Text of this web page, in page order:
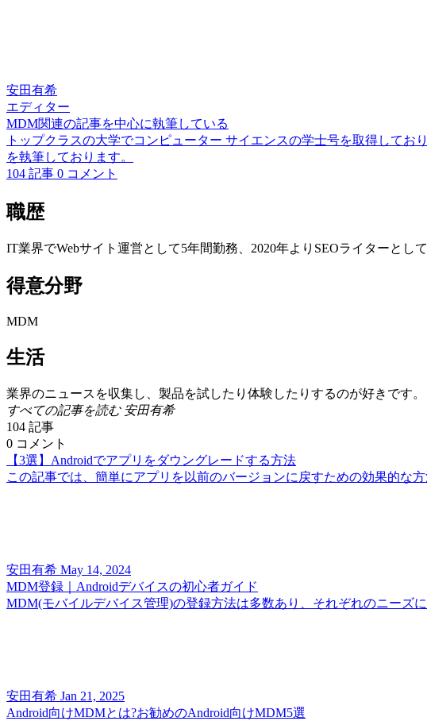
安田有希
エディター
MDM関連の記事を中心に執筆している
トップクラスの大学でコンピューター サイエンスの学士号を取得して
を執筆しております。
104 記事 0 コメント
職歴
IT業界でWebサイト運営として5年間勤務、2020年よりSEOライターと
得意分野
MDM
生活
業界のニュースを収集し、製品を試したり体験したりするのが好きです。
すべての記事を読む 安田有希
104 記事
0 コメント
【3選】Androidでアプリをダウングレードする方法
この記事では、簡単にアプリを以前のバージョンに戻すための効果的な
安田有希 May 14, 2024
MDM登録｜Androidデバイスの初心者ガイド
MDM(モバイルデバイス管理)の登録方法は多数あり、それぞれのニーズ
安田有希 Jan 21, 2025
Android向けMDMとは?お勧めのAndroid向けMDM5選